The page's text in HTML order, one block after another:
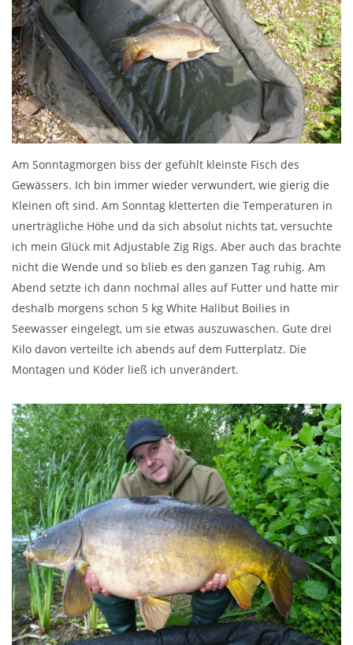
Am Sonntagmorgen biss der gefühlt kleinste Fisch des
Gewässers. Ich bin immer wieder verwundert, wie gierig die
Kleinen oft sind. Am Sonntag kletterten die Temperaturen in
unerträgliche Höhe und da sich absolut nichts tat, versuchte
ich mein Glück mit Adjustable Zig Rigs. Aber auch das brachte
nicht die Wende und so blieb es den ganzen Tag ruhig. Am
Abend setzte ich dann nochmal alles auf Futter und hatte mir
deshalb morgens schon 5 kg White Halibut Boilies in
Seewasser eingelegt, um sie etwas auszuwaschen. Gute drei
Kilo davon verteilte ich abends auf dem Futterplatz. Die
Montagen und Köder ließ ich unverändert.